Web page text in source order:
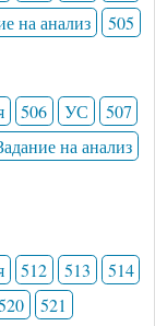
на анализ 505
506 УС
507
на анализ
512 513
514
521